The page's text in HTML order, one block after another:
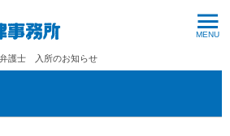
護士 入所のお知らせ